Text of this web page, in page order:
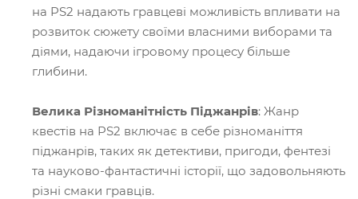
на PS2 надають гравцеві можливість впливати на
розвиток сюжету своїми власними виборами та
діями, надаючи ігровому процесу більше
глибини.
Велика Різноманітність Піджанрів: Жанр
квестів на PS2 включає в себе різноманіття
піджанрів, таких як детективи, пригоди, фентезі
та науково-фантастичні історії, що задовольняють
різні смаки гравців.